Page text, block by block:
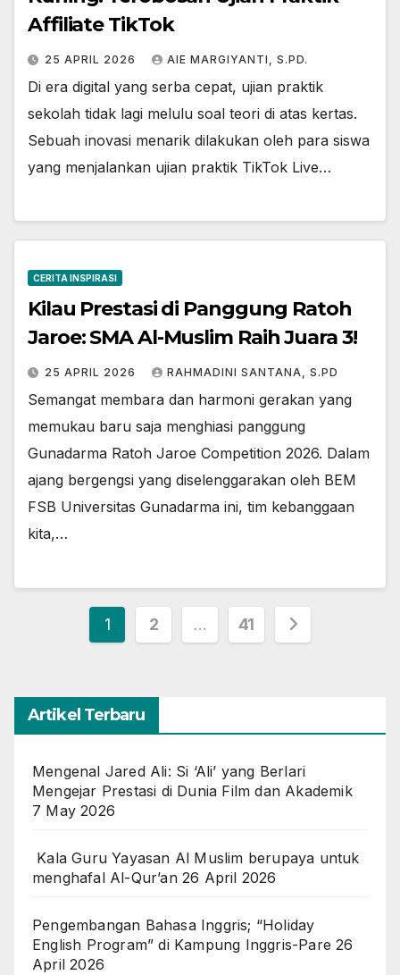
Affiliate TikTok
25 APRIL 2026 AIE MARGIYANTI, S.PD.
Di era digital yang serba cepat, ujian praktik
sekolah tidak lagi melulu soal teori di atas kertas.
Sebuah inovasi menarik dilakukan oleh para siswa
yang menjalankan ujian praktik TikTok Live…
CERITA INSPIRASI
Kilau Prestasi di Panggung Ratoh
Jaroe: SMA Al-Muslim Raih Juara 3!
25 APRIL 2026 RAHMADINI SANTANA, S.PD
Semangat membara dan harmoni gerakan yang
memukau baru saja menghiasi panggung
Gunadarma Ratoh Jaroe Competition 2026. Dalam
ajang bergengsi yang diselenggarakan oleh BEM
FSB Universitas Gunadarma ini, tim kebanggaan
kita,…
Posts
1 2 … 41
Artikel Terbaru
Mengenal Jared Ali: Si ‘Ali’ yang Berlari
Mengejar Prestasi di Dunia Film dan Akademik
7 May 2026
Kala Guru Yayasan Al Muslim berupaya untuk
menghafal Al-Qur’an 26 April 2026
Pengembangan Bahasa Inggris; “Holiday
English Program” di Kampung Inggris-Pare 26
April 2026